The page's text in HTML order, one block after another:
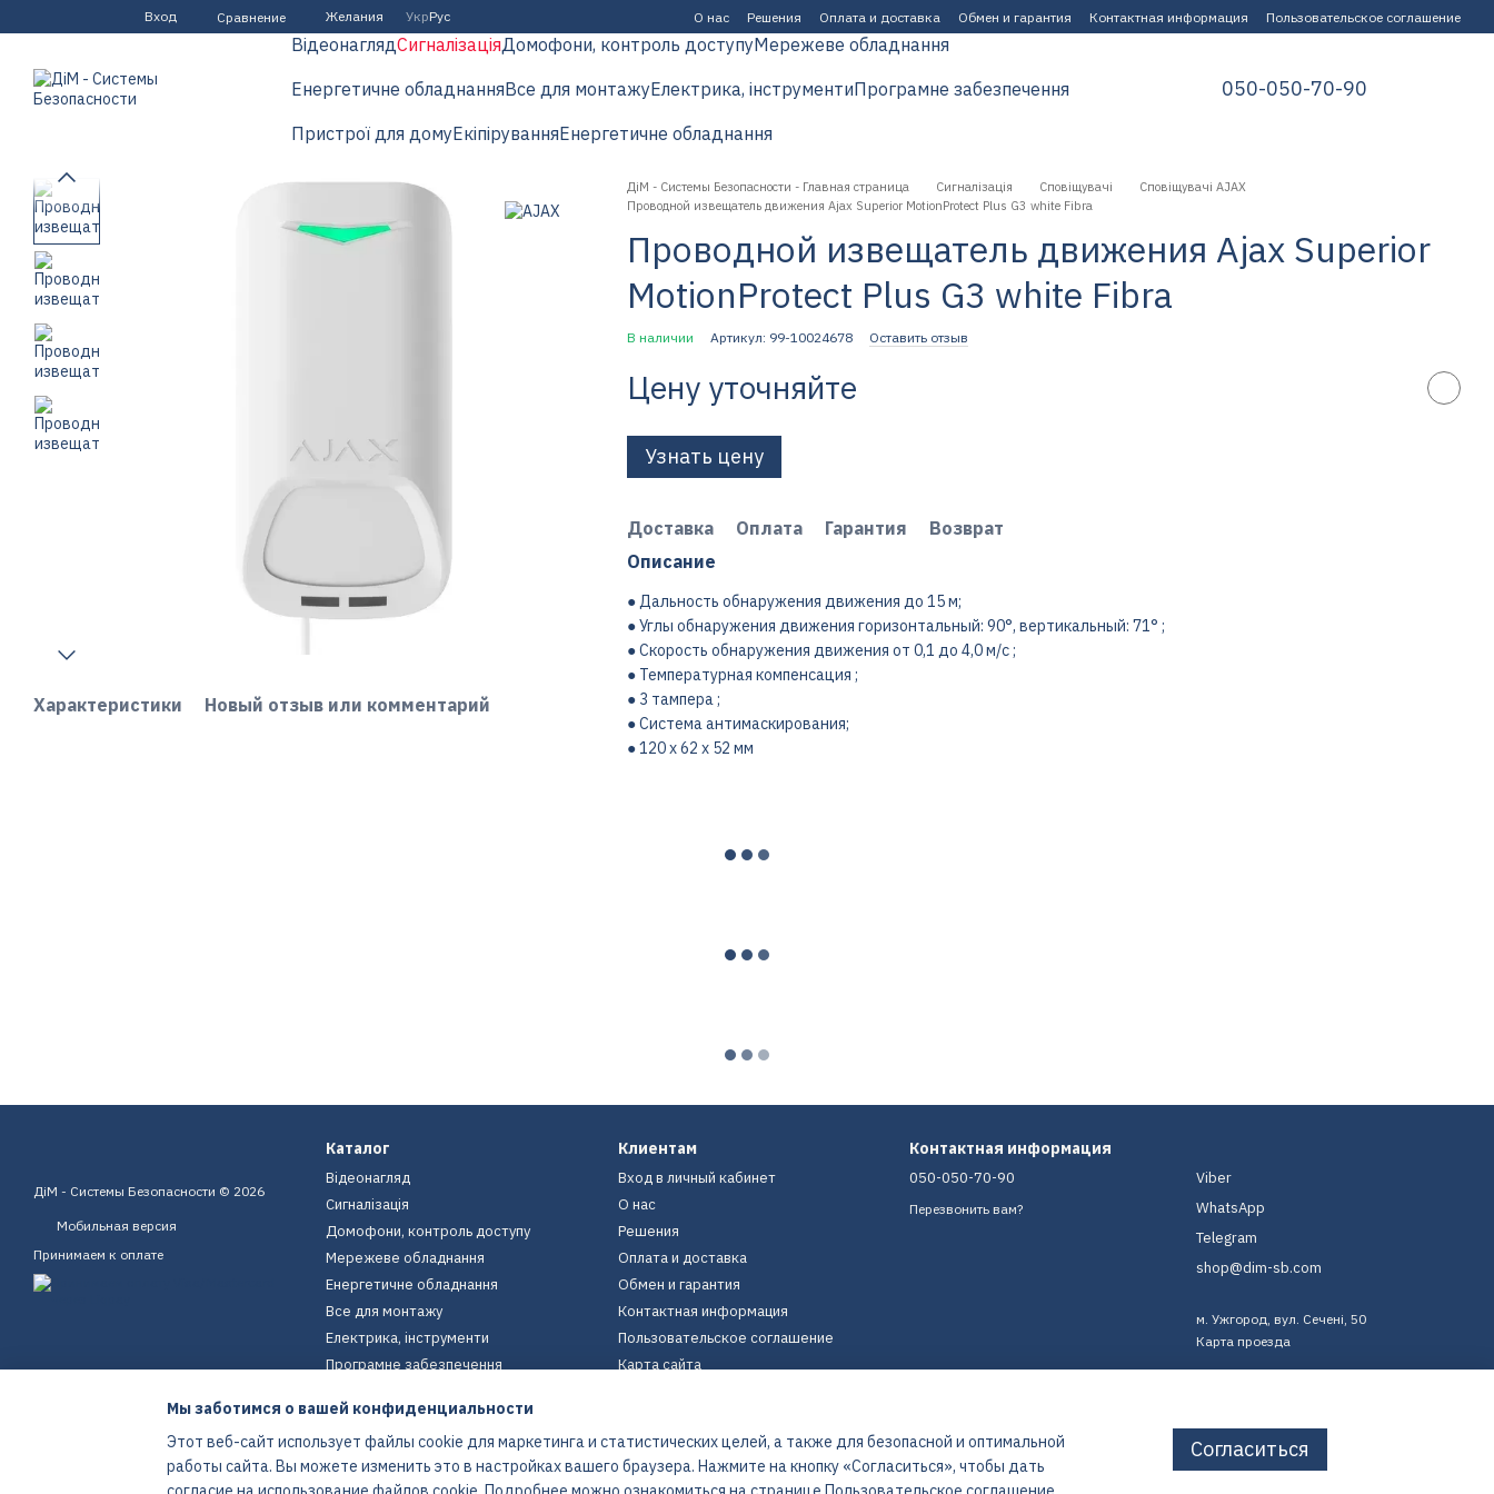
Перейти к основному контенту
Вход Сравнение Желания УкрРус О нас Решения Оплата и доставка Обмен и гарантия Контактная информация Пользовательское соглашение
ВідеонаглядСигналізаціяДомофони, контроль доступуМережеве обладнання
Енергетичне обладнанняВсе для монтажуЕлектрика, інструментиПрограмне забезпечення
Пристрої для домуЕкіпіруванняЕнергетичне обладнання
050-050-70-90
Характеристики Новый отзыв или комментарий
ДіМ - Системы Безопасности - Главная страница Сигналізація Сповіщувачі
Сповіщувачі AJAX
Проводной извещатель движения Ajax Superior MotionProtect Plus G3 white Fibra
Проводной извещатель движения Ajax Superior
MotionProtect Plus G3 white Fibra
В наличии Артикул: 99-10024678 Оставить отзыв
Цену уточняйте
Узнать цену
Доставка Оплата Гарантия
Возврат
Описание
● Дальность обнаружения движения до 15 м;
● Углы обнаружения движения горизонтальный: 90°, вертикальный: 71° ;
● Скорость обнаружения движения от 0,1 до 4,0 м/с ;
● Температурная компенсация ;
● 3 тампера ;
● Система антимаскирования;
● 120 х 62 х 52 мм
ДіМ - Системы Безопасности © 2026
Мобильная версия
Принимаем к оплате
Интернет-магазин создан с Хорошоп
Каталог
Відеонагляд
Сигналізація
Домофони, контроль доступу
Мережеве обладнання
Енергетичне обладнання
Все для монтажу
Електрика, інструменти
Програмне забезпечення
Екіпірування
Енергетичне обладнання
Клиентам
Вход в личный кабинет
О нас
Решения
Оплата и доставка
Обмен и гарантия
Контактная информация
Пользовательское соглашение
Карта сайта
Контактная информация
050-050-70-90
Перезвонить вам?
Viber
WhatsApp
Telegram
shop@dim-sb.com
м. Ужгород, вул. Сечені, 50
Карта проезда
Мы заботимся о вашей конфиденциальности
Этот веб-сайт использует файлы cookie для маркетинга и статистических целей, а также для безопасной и оптимальной
работы сайта. Вы можете изменить это в настройках вашего браузера. Нажмите на кнопку «Согласиться», чтобы дать
Согласиться